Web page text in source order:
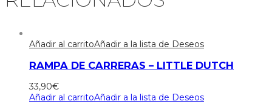
Añadir al carritoAñadir a la lista de Deseos
RAMPA DE CARRERAS – LITTLE DUTCH
33,90€
Añadir al carritoAñadir a la lista de Deseos